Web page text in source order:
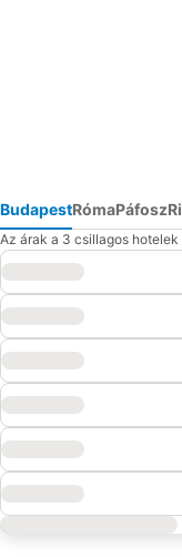
BudapestRómaPáfosz
Az árak a 3 csillagos